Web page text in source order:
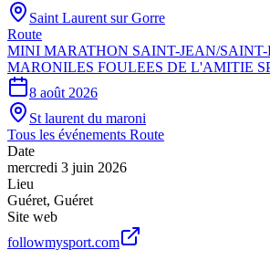
Saint Laurent sur Gorre
Route
MINI MARATHON SAINT-JEAN/
MARONILES FOULEES DE L'AMITIE
8 août 2026
St laurent du maroni
Tous les événements Route
Date
mercredi 3 juin 2026
Lieu
Guéret, Guéret
Site web
followmysport.com